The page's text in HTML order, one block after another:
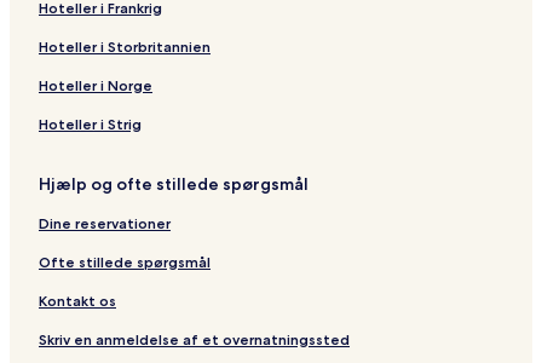
Hoteller i Frankrig
Hoteller i Storbritannien
Hoteller i Norge
Hoteller i Strig
Hjælp og ofte stillede spørgsmål
Dine reservationer
Ofte stillede spørgsmål
Kontakt os
Skriv en anmeldelse af et overnatningssted